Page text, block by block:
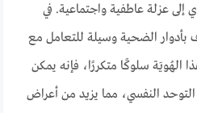
إلى عزلة عاطفية واجتماعية. في
بأدوار الضحية وسيلة للتعامل مع
الهُويَة سلوكًا متكررًا، فإنه يمكن
النفسي، مما يزيد من أعراض